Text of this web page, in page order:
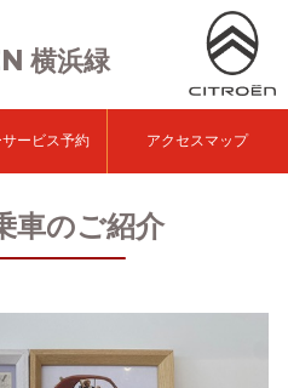
横浜緑
ービス予約 アクセスマップ
車のご紹介